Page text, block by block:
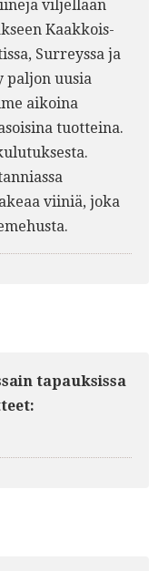
viljellään
Kaakkois-
Surreyssa ja
paljon uusia
aikoina
tuotteina.
viiniä, joka
tapauksissa